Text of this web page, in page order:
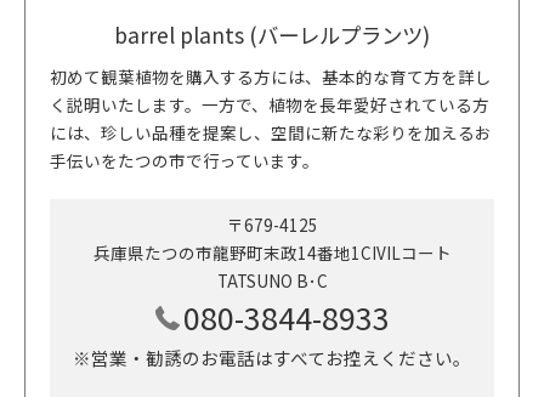
barrel plants (バーレルプランツ)
初めて観葉植物を購入する方には、基本的な育て方を詳し
く説明いたします。一方で、植物を長年愛好されている方
には、珍しい品種を提案し、空間に新たな彩りを加えるお
手伝いをたつの市で行っています。
〒679-4125
兵庫県たつの市龍野町末政14番地1CIVILコート
TATSUNO B･C
080-3844-8933
※営業・勧誘のお電話はすべてお控えください。